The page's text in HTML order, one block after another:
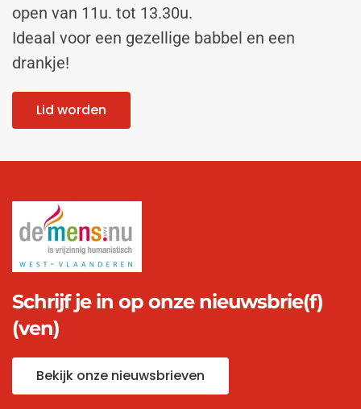
open van 11u. tot 13.30u.
Ideaal voor een gezellige babbel en een
drankje!
Lid worden
Schrijf je in op onze nieuwsbrie(f)
(ven)
Bekijk onze nieuwsbrieven